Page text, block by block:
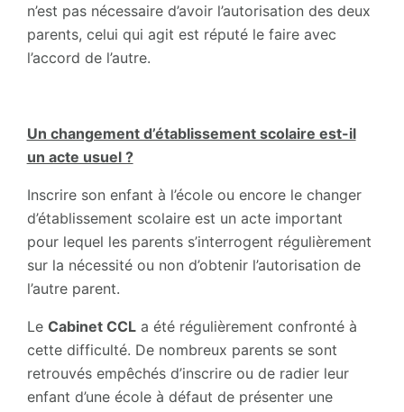
n’est pas nécessaire d’avoir l’autorisation des deux
parents, celui qui agit est réputé le faire avec
l’accord de l’autre.
Un changement d’établissement scolaire est-il
un acte usuel ?
Inscrire son enfant à l’école ou encore le changer
d’établissement scolaire est un acte important
pour lequel les parents s’interrogent régulièrement
sur la nécessité ou non d’obtenir l’autorisation de
l’autre parent.
Le Cabinet CCLa été régulièrement confronté à
cette difficulté. De nombreux parents se sont
retrouvés empêchés d’inscrire ou de radier leur
enfant d’une école à défaut de présenter une